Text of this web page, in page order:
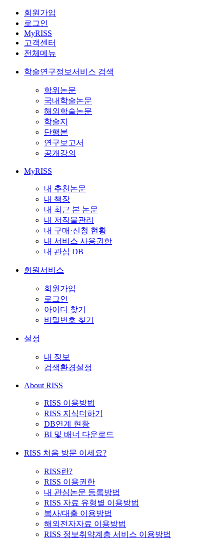
회원가입
로그인
MyRISS
고객센터
전체메뉴
학술연구정보서비스 검색
학위논문
국내학술논문
해외학술논문
학술지
단행본
연구보고서
공개강의
MyRISS
내 추천논문
내 책장
내 최근 본 논문
내 저작물관리
내 구매·신청 현황
내 서비스 사용권한
내 관심 DB
회원서비스
회원가입
로그인
아이디 찾기
비밀번호 찾기
설정
내 정보
검색환경설정
About RISS
RISS 이용방법
RISS 지식더하기
DB연계 현황
BI 및 배너 다운로드
RISS 처음 방문 이세요?
RISS란?
RISS 이용권한
내 관심논문 등록방법
RISS 자료 유형별 이용방법
복사/대출 이용방법
해외전자자료 이용방법
RISS 정보취약계층 서비스 이용방법